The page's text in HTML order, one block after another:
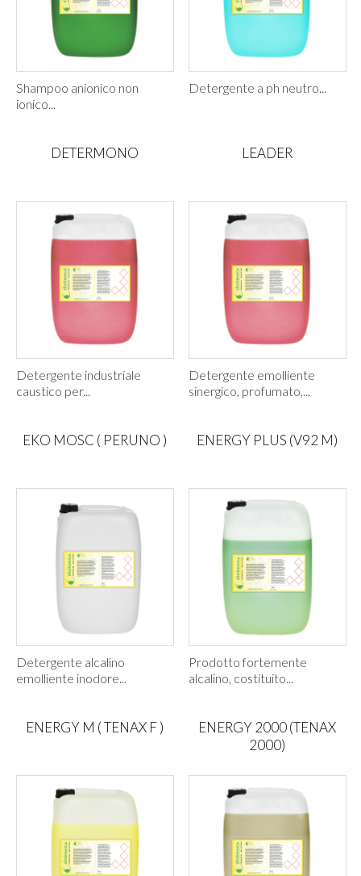
Shampoo anionico non
ionico...
Detergente a ph neutro...
DETERMONO
Detergente industriale
caustico per...
LEADER
Detergente emolliente
sinergico, profumato,...
EKO MOSC ( PERUNO )
Detergente alcalino
emolliente inodore...
ENERGY PLUS (V92 M)
Prodotto fortemente
alcalino, costituito...
ENERGY M ( TENAX F )
ENERGY 2000 (TENAX
2000)